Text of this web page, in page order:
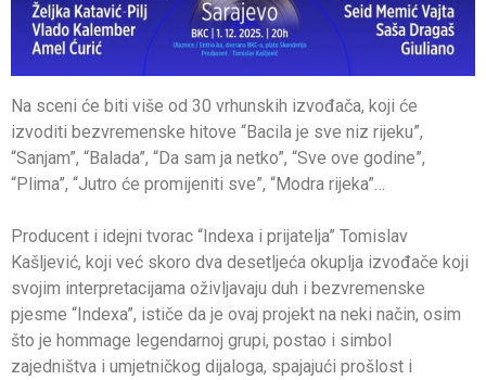
Na sceni će biti više od 30 vrhunskih izvođača, koji će
izvoditi bezvremenske hitove “Bacila je sve niz rijeku”,
“Sanjam”, “Balada”, “Da sam ja netko”, “Sve ove godine”,
“Plima”, “Jutro će promijeniti sve”, “Modra rijeka”…
Producent i idejni tvorac “Indexa i prijatelja” Tomislav
Kašljević, koji već skoro dva desetljeća okuplja izvođače koji
svojim interpretacijama oživljavaju duh i bezvremenske
pjesme “Indexa”, ističe da je ovaj projekt na neki način, osim
što je hommage legendarnoj grupi, postao i simbol
zajedništva i umjetničkog dijaloga, spajajući prošlost i